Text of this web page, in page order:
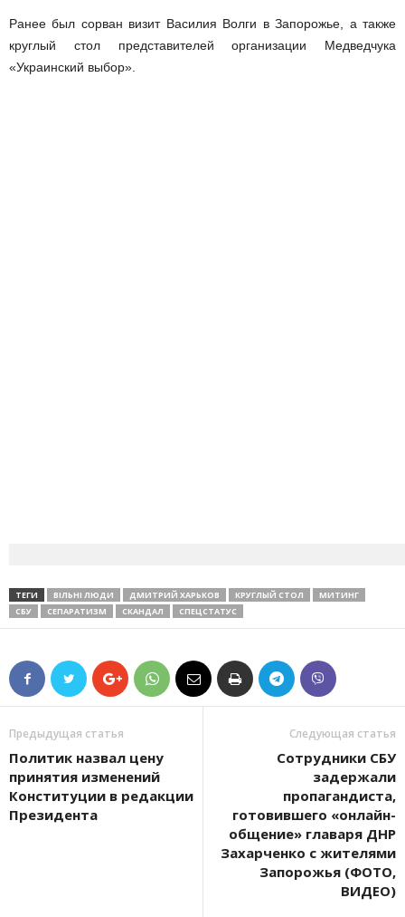
Ранее был сорван визит Василия Волги в Запорожье, а также
круглый стол представителей организации Медведчука
«Украинский выбор».
ТЕГИ ВІЛЬНІ ЛЮДИ ДМИТРИЙ ХАРЬКОВ КРУГЛЫЙ СТОЛ
МИТИНГ
СБУ
СЕПАРАТИЗМ СКАНДАЛ СПЕЦСТАТУС
Предыдущая статья
Политик назвал цену
принятия изменений
Конституции в редакции
Президента
Следующая статья
Сотрудники СБУ
задержали
пропагандиста,
готовившего «онлайн-
общение» главаря ДНР
Захарченко с жителями
Запорожья (ФОТО,
ВИДЕО)